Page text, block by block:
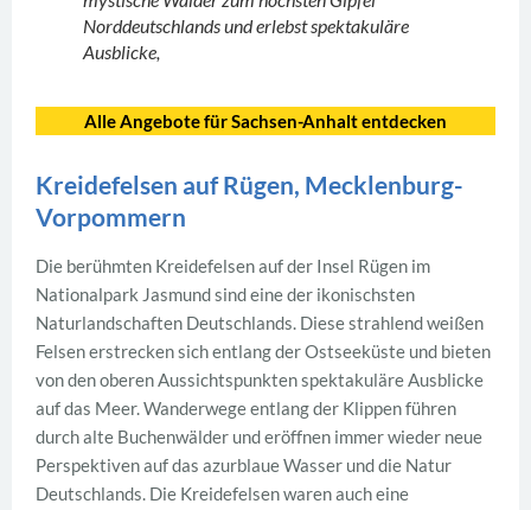
Norddeutschlands und erlebst spektakuläre
Ausblicke,
Alle Angebote für Sachsen-Anhaltentdecken
Kreidefelsen auf Rügen, Mecklenburg-
Vorpommern
Die berühmten Kreidefelsen auf der Insel Rügen im
Nationalpark Jasmund sind eine der ikonischsten
Naturlandschaften Deutschlands. Diese strahlend weißen
Felsen erstrecken sich entlang der Ostseeküste und bieten
von den oberen Aussichtspunkten spektakuläre Ausblicke
auf das Meer. Wanderwege entlang der Klippen führen
durch alte Buchenwälder und eröffnen immer wieder neue
Perspektiven auf das azurblaue Wasser und die Natur
Deutschlands. Die Kreidefelsen waren auch eine